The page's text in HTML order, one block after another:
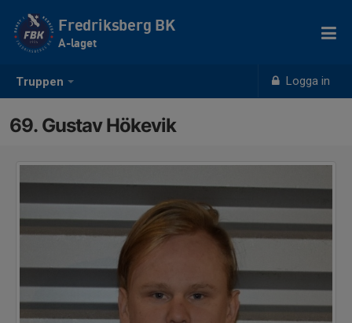
Truppen Logga in
Fredriksberg BK
A-laget
69. Gustav Hökevik